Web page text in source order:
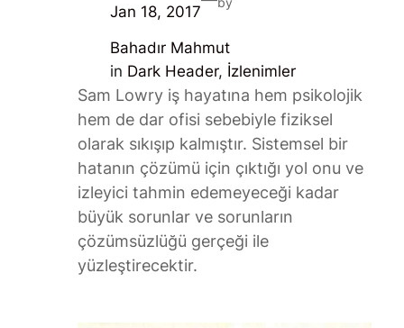
Jan 18, 2017
Bahadır Mahmut
in Dark Header, İzlenimler
Sam Lowry iş hayatına hem psikolojik
hem de dar ofisi sebebiyle fiziksel
olarak sıkışıp kalmıştır. Sistemsel bir
hatanın çözümü için çıktığı yol onu ve
izleyici tahmin edemeyeceği kadar
büyük sorunlar ve sorunların
çözümsüzlüğü gerçeği ile
yüzleştirecektir.